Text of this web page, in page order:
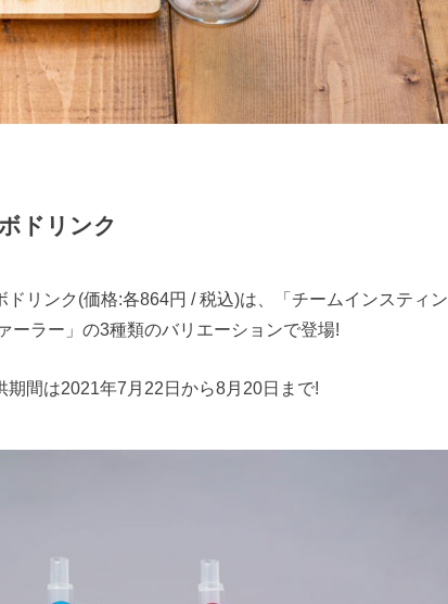
ドリンク
リンク(価格:各864円 / 税込)は、「チームインスティン
ーラー」の3種類のバリエーションで登場!
間は2021年7月22日から8月20日まで!